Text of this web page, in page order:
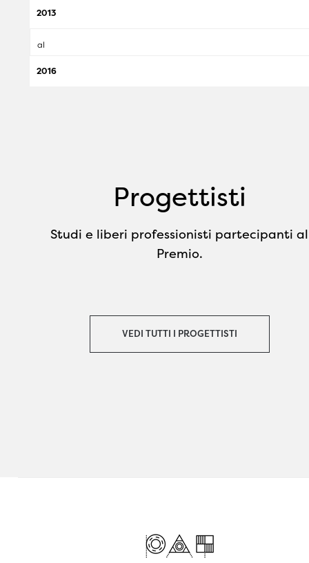
2013
al
2016
Progettisti
Studi e liberi professionisti partecipanti al
Premio.
VEDI TUTTI I PROGETTISTI